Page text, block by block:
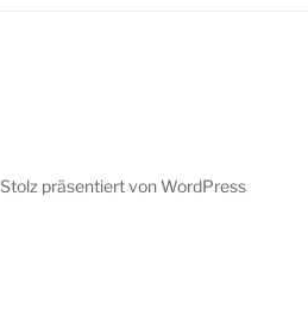
Stolz präsentiert von WordPress